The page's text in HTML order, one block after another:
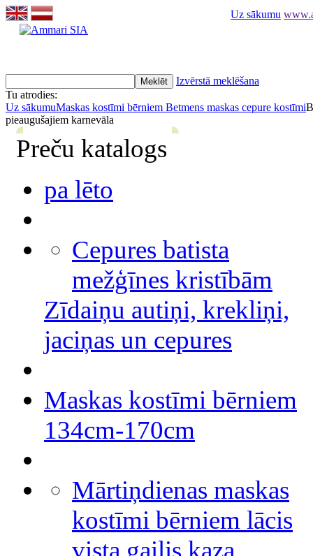
Uz sākumu
Izvērstā meklēšana
Tu atrodies:
Uz sākumuMaskas kostīmi bērniem Betmens maskas cepure kostīmi
pieaugušajiem karnevāla
Preču katalogs
pa lēto
Cepures batista
mežģīnes kristībām
Zīdaiņu autiņi, krekliņi,
jaciņas un cepures
Maskas kostīmi bērniem
134cm-170cm
Mārtiņdienas maskas
kostīmi bērniem lācis
vista gailis kaza